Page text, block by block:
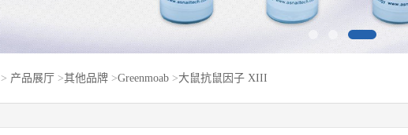
> 产品展厅 >其他品牌 >Greenmoab >大鼠抗鼠因子 XIII